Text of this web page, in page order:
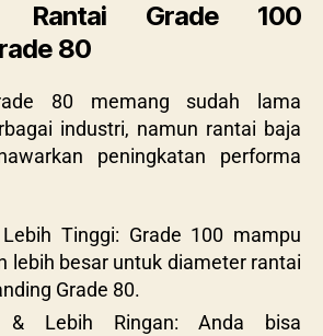
Rantai Grade 100
80
80 memang sudah lama
industri, namun rantai baja
peningkatan performa
Tinggi: Grade 100 mampu
lebih besar untuk diameter rantai
Grade 80.
& Lebih Ringan: Anda bisa